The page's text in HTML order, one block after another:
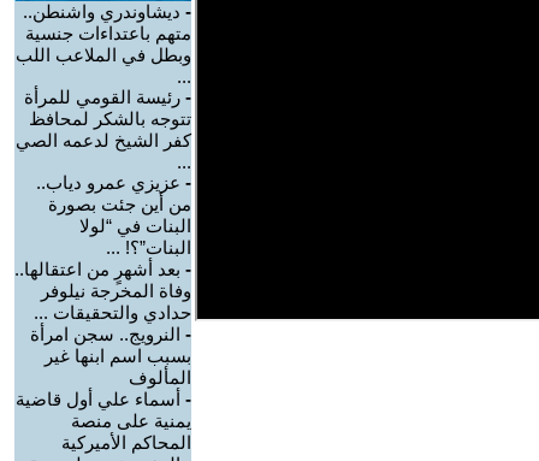
- ديشاوندري واشنطن..
متهم باعتداءات جنسية
وبطل في الملاعب اللب
...
- رئيسة القومي للمرأة
تتوجه بالشكر لمحافظ
كفر الشيخ لدعمه الصي
...
- عزيزي عمرو دياب..
من أين جئت بصورة
البنات في “لولا
البنات”؟! ...
- بعد أشهرٍ من اعتقالها..
وفاة المخرجة نيلوفر
حدادي والتحقيقات ...
- النرويج.. سجن امرأة
بسبب اسم ابنها غير
المألوف
- أسماء علي أول قاضية
يمنية على منصة
المحاكم الأميركية